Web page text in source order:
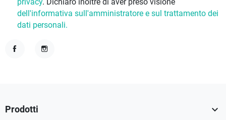
privacy. Dichiaro inoltre di aver preso visione
dell'informativa sull'amministratore e sul trattamento dei
dati personali.
Prodotti 